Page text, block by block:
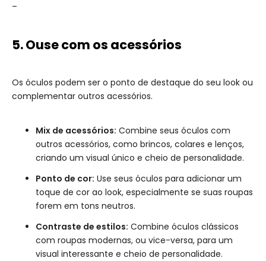
–
5. Ouse com os acessórios
Os óculos podem ser o ponto de destaque do seu look ou
complementar outros acessórios.
Mix de acessórios: Combine seus óculos com
outros acessórios, como brincos, colares e lenços,
criando um visual único e cheio de personalidade.
Ponto de cor: Use seus óculos para adicionar um
toque de cor ao look, especialmente se suas roupas
forem em tons neutros.
Contraste de estilos: Combine óculos clássicos
com roupas modernas, ou vice-versa, para um
visual interessante e cheio de personalidade.